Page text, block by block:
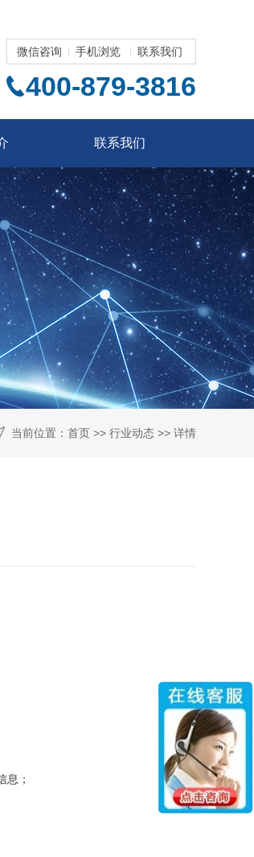
微信咨询 手机浏览 联系我们
400-879-3816
联系我们
当前位置： 首页 >> 行业动态 >> 详情
；